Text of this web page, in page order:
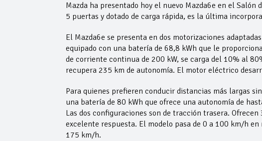
Mazda ha presentado hoy el nuevo Mazda6e en el
5 puertas y dotado de carga rápida, es la última
El Mazda6e se presenta en dos motorizaciones
equipado con una batería de 68,8 kWh que le
de corriente continua de 200 kW, se carga del 10% al
recupera 235 km de autonomía. El motor eléctrico
Para quienes prefieren conducir distancias más largas
una batería de 80 kWh que ofrece una autonomía de
Las dos configuraciones son de tracción trasera.
excelente respuesta. El modelo pasa de 0 a 100 km/h
175 km/h.